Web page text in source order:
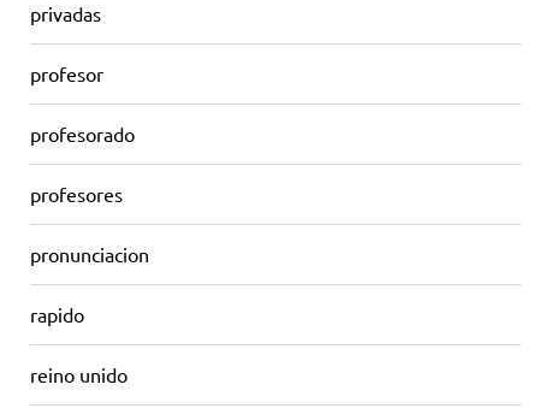
privadas
profesor
profesorado
profesores
pronunciacion
rapido
reino unido